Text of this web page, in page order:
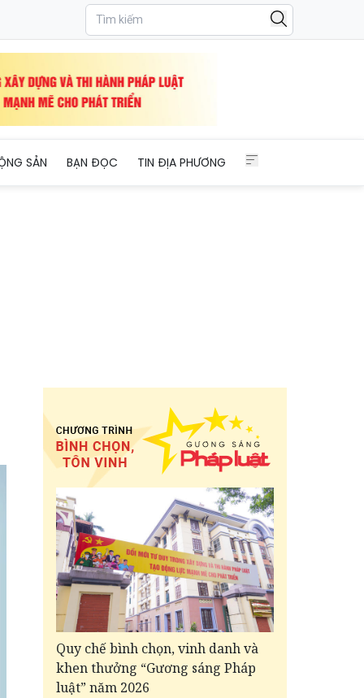
SẢN BẠN ĐỌC TIN ĐỊA PHƯƠNG
Quy chế bình chọn, vinh danh và
khen thưởng “Gương sáng Pháp
luật” năm 2026